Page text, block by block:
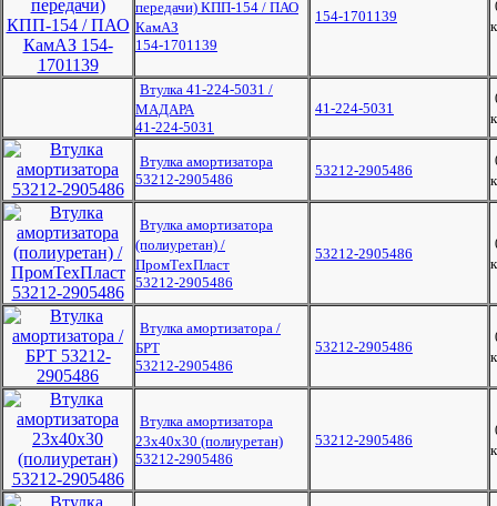
передачи) КПП-154 / ПАО
КамАЗ
154-1701139
154-1701139
Втулка 41-224-5031 /
МАДАРА
41-224-5031
41-224-5031
Втулка амортизатора
53212-2905486
53212-2905486
Втулка амортизатора
(полиуретан) /
ПромТехПласт
53212-2905486
53212-2905486
Втулка амортизатора /
БРТ
53212-2905486
53212-2905486
Втулка амортизатора
23х40х30 (полиуретан)
53212-2905486
53212-2905486